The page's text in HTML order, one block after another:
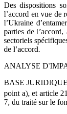
Des dispositions
l’accord en vue de
l’Ukraine
parties de
sectoriels
de l’accord.
ANALYSE
BASE JURIDIQUE
point a), et article
7, du traité sur le